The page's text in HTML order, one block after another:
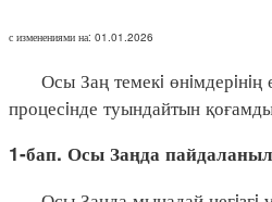
с изменениями на: 01.01.2026
Осы Заң темекi өнiмдерiнiң
процесiнде туындайтын
1-бап. Осы Заңда